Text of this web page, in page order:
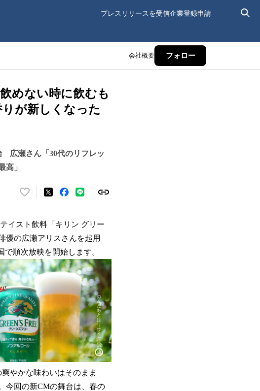
プレスリリースを受信企業登録申請
会社概要 フォロー
めない時に飲むも
が新しくなった
広瀬さん「30代のリフレッ
高」
い
！
数
を
読
み
込
み
中
で
す
イスト飲料「キリン グリー
優の広瀬アリスさんを起用
順次放映を開始します。
やかな味わいはそのまま
今回の新CMの舞台は、春の